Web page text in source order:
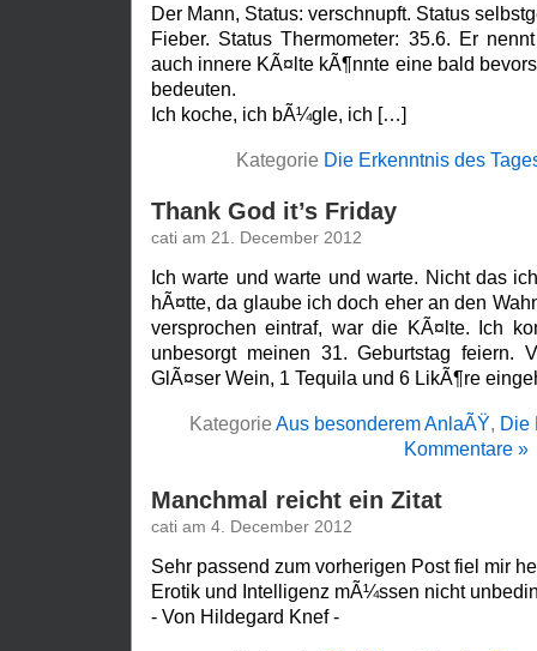
Der Mann, Status: verschnupft. Status
Fieber. Status Thermometer: 35.6. Er
auch innere KÃ¤lte kÃ¶nnte eine bald
bedeuten.
Ich koche, ich bÃ¼gle, ich […]
Kategorie Die Erkenntnis des
Thank God it’s Friday
cati am 21. December 2012
Ich warte und warte und warte. Nicht das
hÃ¤tte, da glaube ich doch eher an den
versprochen eintraf, war die KÃ¤lte. Ich
unbesorgt meinen 31. Geburtstag feiern.
GlÃ¤ser Wein, 1 Tequila und 6 LikÃ¶re
Kategorie Aus besonderem AnlaÃŸ, Die
Kommentare »
Manchmal reicht ein Zitat
cati am 4. December 2012
Sehr passend zum vorherigen Post fiel mir
Erotik und Intelligenz mÃ¼ssen nicht
- Von Hildegard Knef -